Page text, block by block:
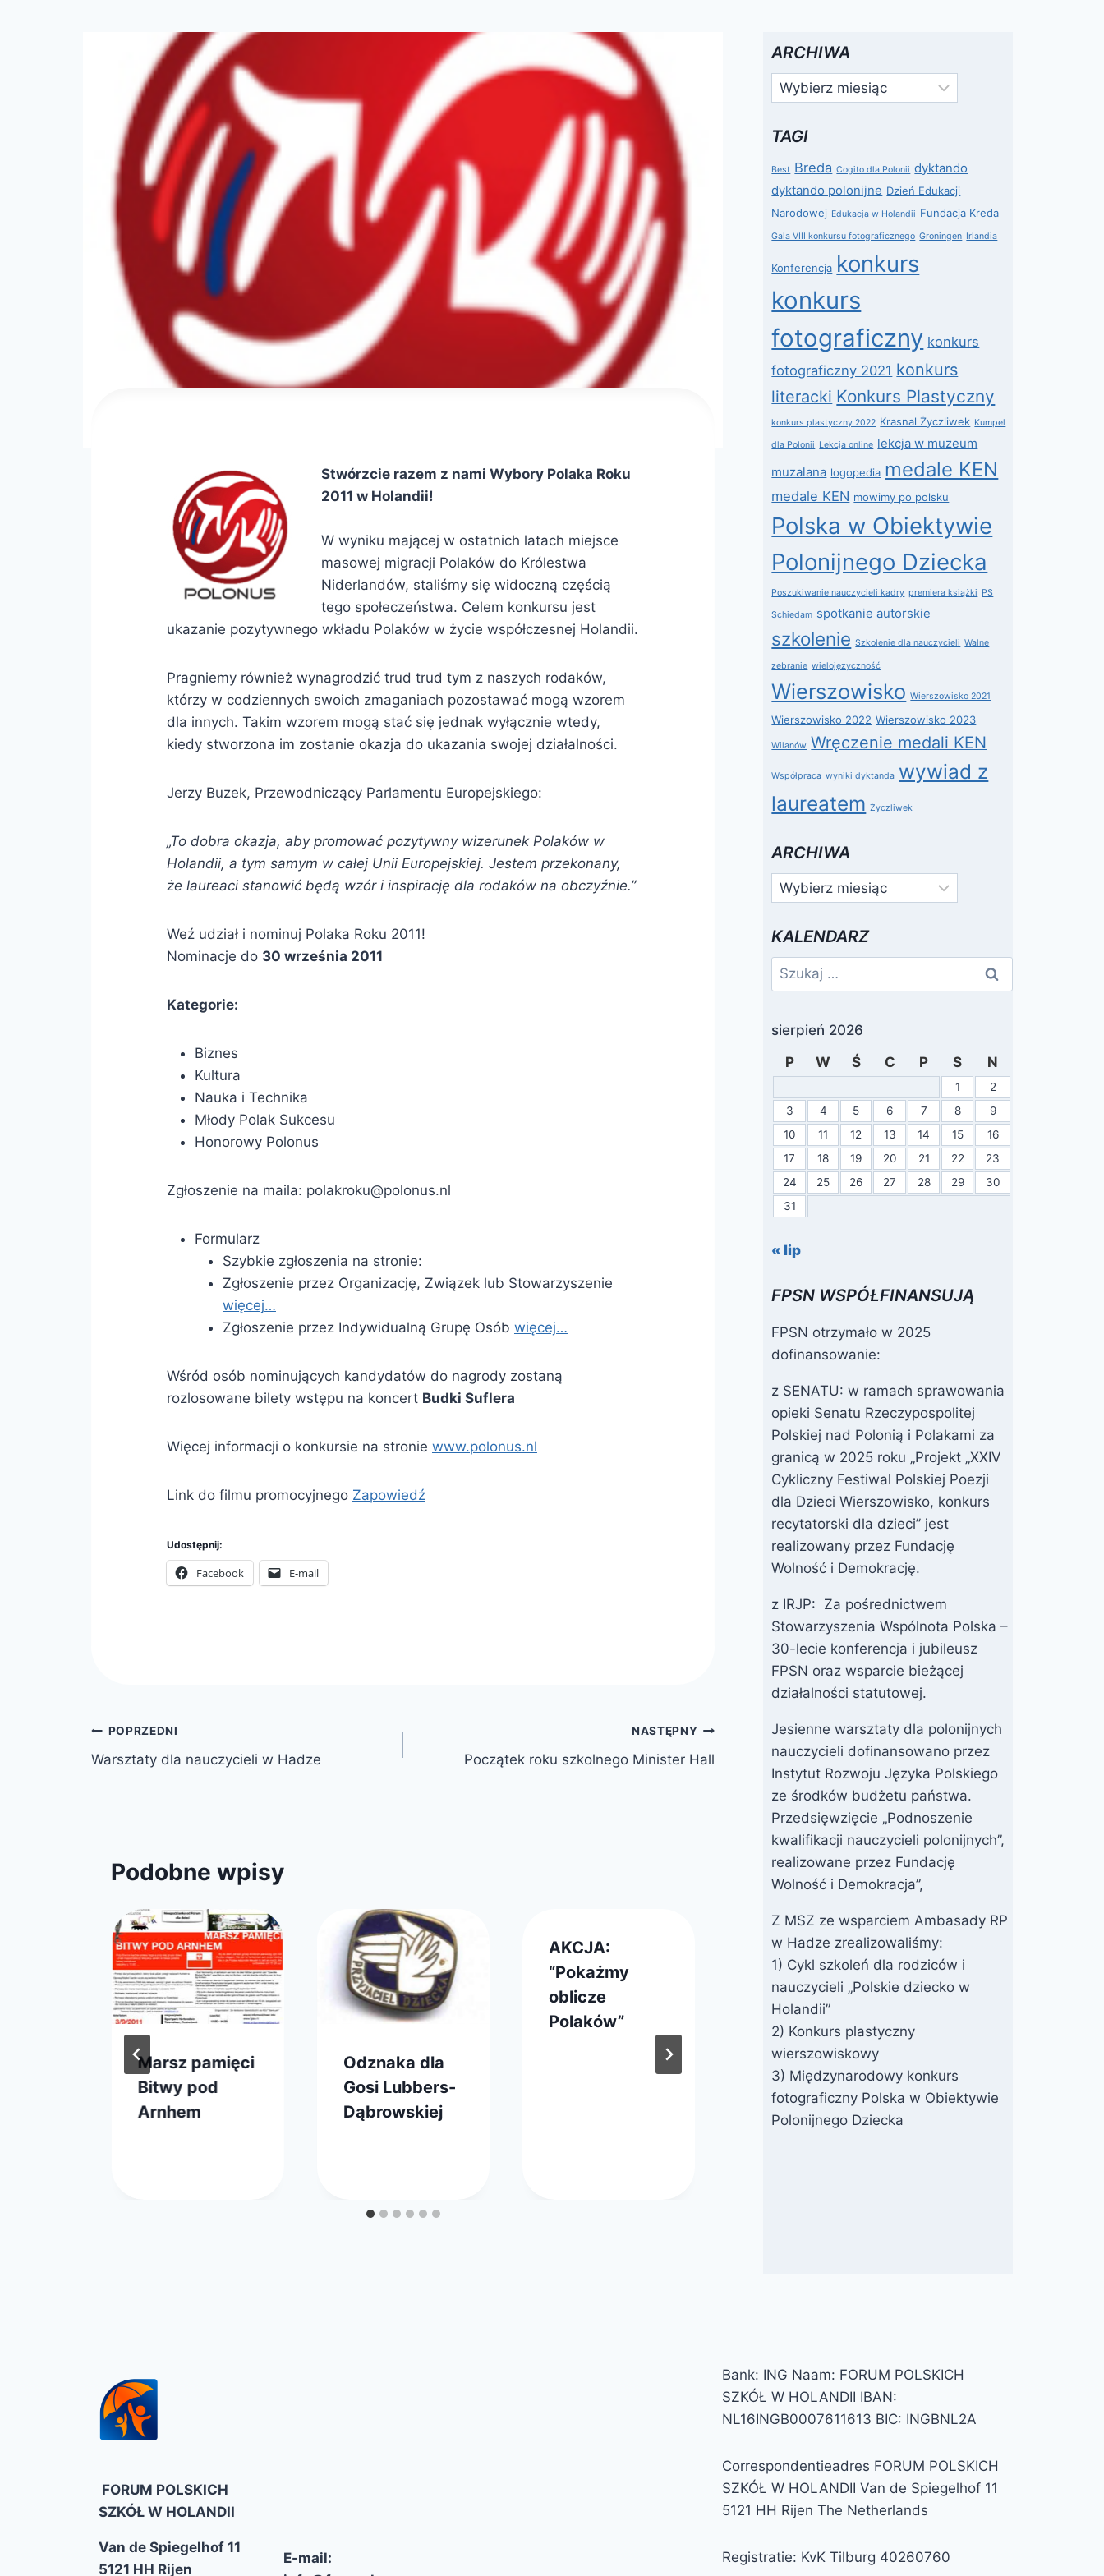
Stwórzcie razem z nami Wybory Polaka Roku
2011 w Holandii!
W wyniku mającej w ostatnich latach miejsce
masowej migracji Polaków do Królestwa
Niderlandów, staliśmy się widoczną częścią
tego społeczeństwa. Celem konkursu jest
ukazanie pozytywnego wkładu Polaków w życie współczesnej Holandii.
Pragniemy również wynagrodzić trud trud tym z naszych rodaków,
którzy w codziennych swoich zmaganiach pozostawać mogą wzorem
dla innych. Takim wzorem mogą stać się jednak wyłącznie wtedy,
kiedy stworzona im zostanie okazja do ukazania swojej działalności.
Jerzy Buzek, Przewodniczący Parlamentu Europejskiego:
„To dobra okazja, aby promować pozytywny wizerunek Polaków w
Holandii, a tym samym w całej Unii Europejskiej. Jestem przekonany,
że laureaci stanowić będą wzór i inspirację dla rodaków na obczyźnie.”
Weź udział i nominuj Polaka Roku 2011!
Nominacje do 30 września 2011
Kategorie:
Biznes
Kultura
Nauka i Technika
Młody Polak Sukcesu
Honorowy Polonus
Zgłoszenie na maila: polakroku@polonus.nl
Formularz
Szybkie zgłoszenia na stronie:
Zgłoszenie przez Organizację, Związek lub Stowarzyszenie
więcej…
Zgłoszenie przez Indywidualną Grupę Osób więcej…
Wśród osób nominujących kandydatów do nagrody zostaną
rozlosowane bilety wstępu na koncert Budki Suflera
Więcej informacji o konkursie na stronie www.polonus.nl
Link do filmu promocyjnego Zapowiedź
Udostępnij:
Facebook E-mail
Nawigacja
wpisu
POPRZEDNI
Warsztaty dla nauczycieli w Hadze
NASTĘPNY
Początek roku szkolnego Minister Hall
Podobne wpisy
Marsz pamięci
Bitwy pod
Arnhem
Odznaka dla
Gosi Lubbers-
Dąbrowskiej
AKCJA:
“Pokażmy
oblicze
Polaków”
poradnictwo
metodyczne
on-line
WIERSZOWISK
A
ARCHIWA
Archiwa
TAGI
Best Breda Cogito dla Polonii dyktando
dyktando polonijne Dzień Edukacji
Narodowej Edukacja w Holandii Fundacja Kreda
Gala VIII konkursu fotograficznego Groningen Irlandia
Konferencja konkurs
konkurs
fotograficzny konkurs
fotograficzny 2021 konkurs
literacki Konkurs Plastyczny
konkurs plastyczny 2022 Krasnal Życzliwek Kumpel
dla Polonii Lekcja online lekcja w muzeum
muzalana logopedia medale KEN
medale KEN mowimy po polsku
Polska w Obiektywie
Polonijnego Dziecka
Poszukiwanie nauczycieli kadry premiera książki PS
Schiedam spotkanie autorskie
szkolenie Szkolenie dla nauczycieli Walne
zebranie wielojęzyczność
Wierszowisko Wierszowisko 2021
Wierszowisko 2022 Wierszowisko 2023
Wilanów Wręczenie medali KEN
Współpraca wyniki dyktanda wywiad z
laureatem Życzliwek
ARCHIWA
Archiwa
KALENDARZ
Szukaj:
sierpień 2026
P
W Ś C P S N
1
2
3
4 5 6 7 8
9
10
11 12 13 14 15
16
17
18 19 20 21 22
23
24
25 26 27 28 29
30
31
« lip
FPSN WSPÓŁFINANSUJĄ
FPSN otrzymało w 2025
dofinansowanie:
z SENATU: w ramach sprawowania
opieki Senatu Rzeczypospolitej
Polskiej nad Polonią i Polakami za
granicą w 2025 roku „Projekt „XXIV
Cykliczny Festiwal Polskiej Poezji
dla Dzieci Wierszowisko, konkurs
recytatorski dla dzieci” jest
realizowany przez Fundację
Wolność i Demokrację.
z IRJP: Za pośrednictwem
Stowarzyszenia Wspólnota Polska –
30-lecie konferencja i jubileusz
FPSN oraz wsparcie bieżącej
działalności statutowej.
Jesienne warsztaty dla polonijnych
nauczycieli dofinansowano przez
Instytut Rozwoju Języka Polskiego
ze środków budżetu państwa.
Przedsięwzięcie „Podnoszenie
kwalifikacji nauczycieli polonijnych”,
realizowane przez Fundację
Wolność i Demokracja”,
Z MSZ ze wsparciem Ambasady RP
w Hadze zrealizowaliśmy:
1) Cykl szkoleń dla rodziców i
nauczycieli „Polskie dziecko w
Holandii”
2) Konkurs plastyczny
wierszowiskowy
3) Międzynarodowy konkurs
fotograficzny Polska w Obiektywie
Polonijnego Dziecka
FORUM POLSKICH
SZKÓŁ W HOLANDII
Van de Spiegelhof 11
5121 HH Rijen
E-mail:
Bank: ING Naam: FORUM POLSKICH
SZKÓŁ W HOLANDII IBAN:
NL16INGB0007611613 BIC: INGBNL2A
Correspondentieadres FORUM POLSKICH
SZKÓŁ W HOLANDII Van de Spiegelhof 11
5121 HH Rijen The Netherlands
Registratie: KvK Tilburg 40260760